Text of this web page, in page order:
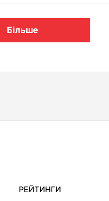
Більше
РЕЙТИНГИ